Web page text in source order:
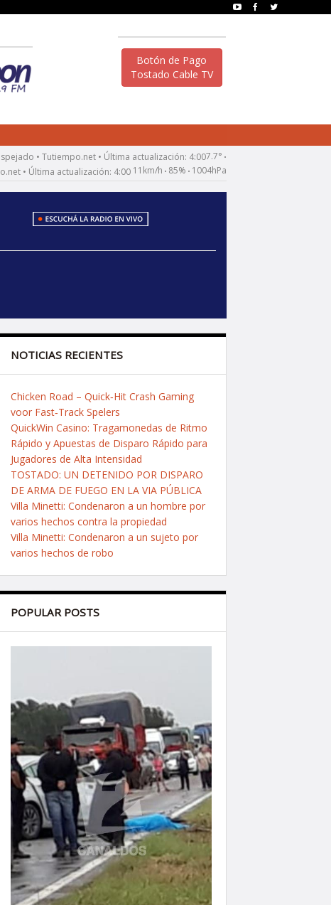
Botón de Pago
Tostado Cable TV
7.7° •
11km/h • 85% • 1004hPa
NOTICIAS RECIENTES
Chicken Road – Quick‑Hit Crash Gaming
voor Fast‑Track Spelers
QuickWin Casino: Tragamonedas de Ritmo
Rápido y Apuestas de Disparo Rápido para
Jugadores de Alta Intensidad
TOSTADO: UN DETENIDO POR DISPARO
DE ARMA DE FUEGO EN LA VIA PÚBLICA
Villa Minetti: Condenaron a un hombre por
varios hechos contra la propiedad
Villa Minetti: Condenaron a un sujeto por
varios hechos de robo
POPULAR POSTS